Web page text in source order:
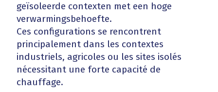
geïsoleerde contexten met een hoge
verwarmingsbehoefte.
Ces configurations se rencontrent
principalement dans les contextes
industriels, agricoles ou les sites isolés
nécessitant une forte capacité de
chauffage.